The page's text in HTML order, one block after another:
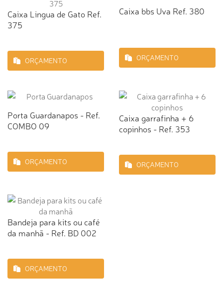
Caixa Lingua de Gato Ref.
375
ORÇAMENTO
Caixa bbs Uva Ref. 380
ORÇAMENTO
Porta Guardanapos - Ref.
COMBO 09
ORÇAMENTO
Caixa garrafinha + 6
copinhos - Ref. 353
ORÇAMENTO
Bandeja para kits ou café
da manhã - Ref. BD 002
ORÇAMENTO